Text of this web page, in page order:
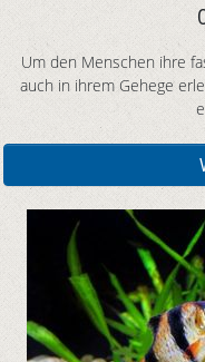
Um den Menschen ihre
auch in ihrem Gehege